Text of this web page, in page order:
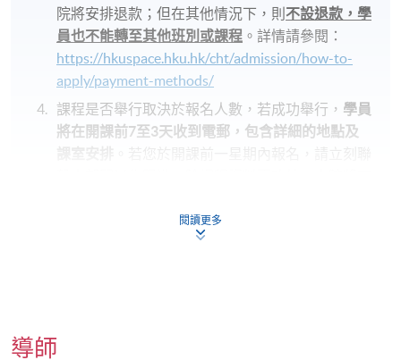
院將安排退款；但在其他情況下，則 不設退款，學
員也不能轉至其他班別或課程 。詳情請參閱：
https://hkuspace.hku.hk/cht/admission/how-to-
apply/payment-methods/
課程是否舉行取決於報名人數，若成功舉行， 學員
將在開課前7至3天收到電郵，包含詳細的地點及
以上時間和地點為暫定，最終安排將視乎實際情
閱讀更多
導師